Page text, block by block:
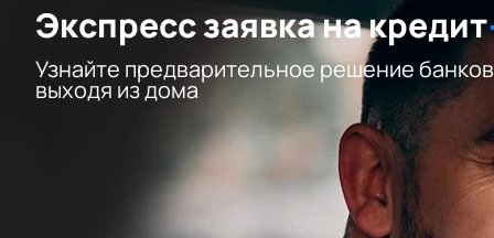
Экспресс заявка на кредит
Узнайте предварительное решение
выходя из дома